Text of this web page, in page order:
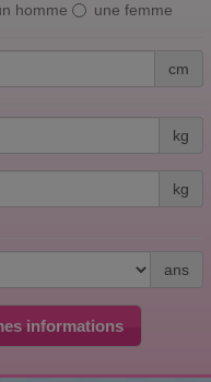
homme une femme
cm
kg
kg
ans
informations